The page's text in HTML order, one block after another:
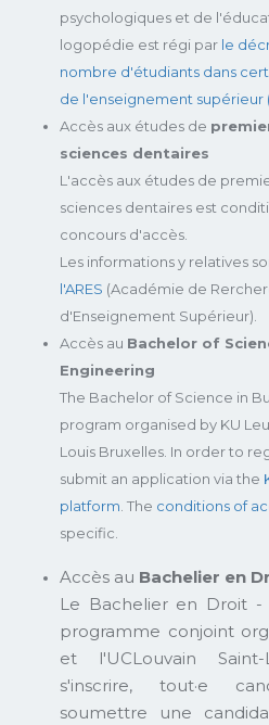
psychologiques et de
logopédie est régi par le
nombre d'étudiants dans
de l'enseignement supérieur
Accès aux études de
sciences dentaires
L'accès aux études de
sciences dentaires est
concours d'accès.
Les informations y relatives
l'ARES (Académie de
d'Enseignement Supérieur).
Accès au Bachelor of
Engineering
The Bachelor of Science in
program organised by KU
Louis Bruxelles. In order to
submit an application via the
platform . The conditions of
specific.
Accès au Bachelier en
Le Bachelier en Droit
programme conjoint
et l'UCLouvain
s'inscrire, tout·e
soumettre une